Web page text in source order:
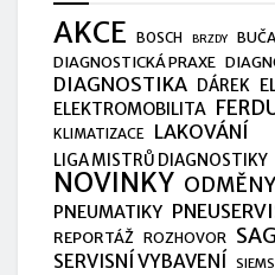
AKCE BOSCH BRZDY
DIAGNOSTICKÁ PRAXE
DIAGNOSTIKA DÁREK
ELEKTROMOBILITA
KLIMATIZACE LAKOVÁNÍ
LIGA MISTRŮ DIAGNOSTIKY
NOVINKY ODMĚNY
PNEUMATIKY
REPORTÁŽ ROZHOVOR SAG
SERVISNÍ VYBAVENÍ